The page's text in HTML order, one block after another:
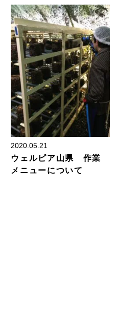
お知らせ
2020.05.21
ウェルピア山県 作業
メニューについて